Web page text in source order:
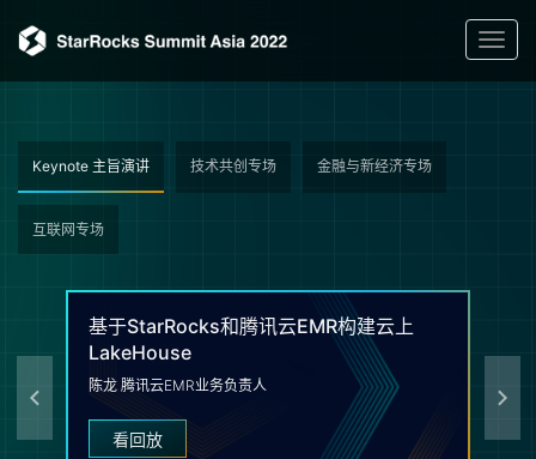
Keynote 主旨演讲 技术共创专场 金融与新经济专场
互联网专场
基于StarRocks和腾讯云EMR构建云上
LakeHouse
陈龙 腾讯云EMR业务负责人
看回放